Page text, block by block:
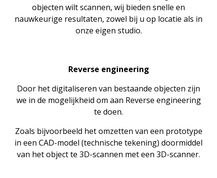
objecten wilt scannen, wij bieden snelle en
nauwkeurige resultaten, zowel bij u op locatie als in
onze eigen studio.
Reverse engineering
Door het digitaliseren van bestaande objecten zijn
we in de mogelijkheid om aan Reverse engineering
te doen.
Zoals bijvoorbeeld het omzetten van een prototype
in een CAD-model (technische tekening) doormiddel
van het object te 3D-scannen met een 3D-scanner.